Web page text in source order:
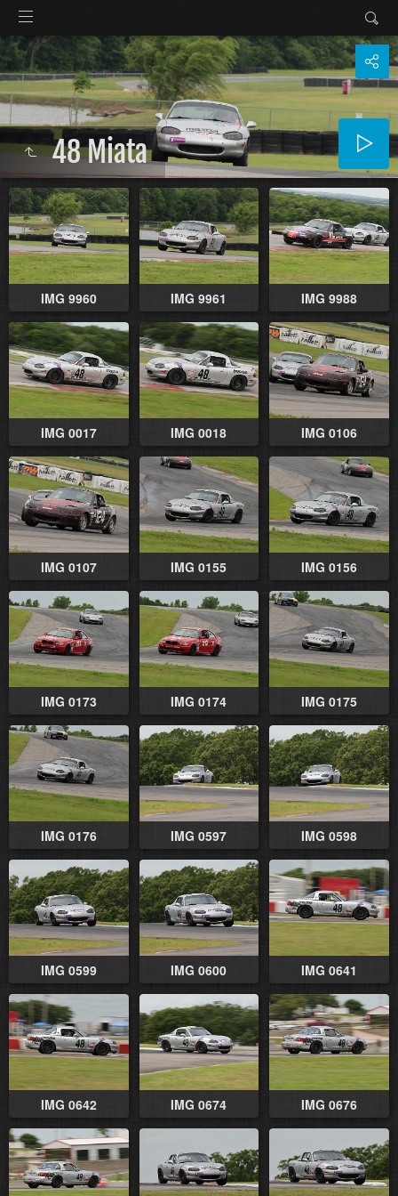
48 Miata
IMG 9960 IMG 9961 IMG 9988
IMG 0017 IMG 0018 IMG 0106
IMG 0107 IMG 0155 IMG 0156
IMG 0173 IMG 0174 IMG 0175
IMG 0176 IMG 0597 IMG 0598
IMG 0599 IMG 0600 IMG 0641
IMG 0642 IMG 0674 IMG 0676